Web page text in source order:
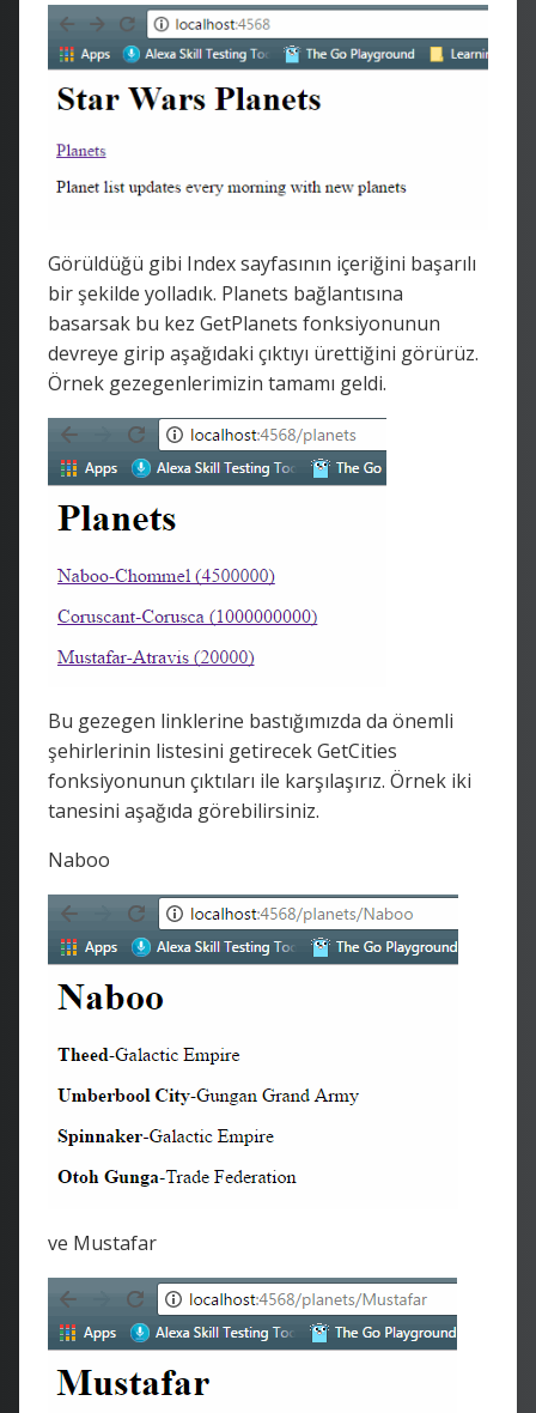
Görüldüğü gibi Index sayfasının içeriğini başarılı
bir şekilde yolladık. Planets bağlantısına
basarsak bu kez GetPlanets fonksiyonunun
devreye girip aşağıdaki çıktıyı ürettiğini görürüz.
Örnek gezegenlerimizin tamamı geldi.
Bu gezegen linklerine bastığımızda da önemli
şehirlerinin listesini getirecek GetCities
fonksiyonunun çıktıları ile karşılaşırız. Örnek iki
tanesini aşağıda görebilirsiniz.
Naboo
ve Mustafar